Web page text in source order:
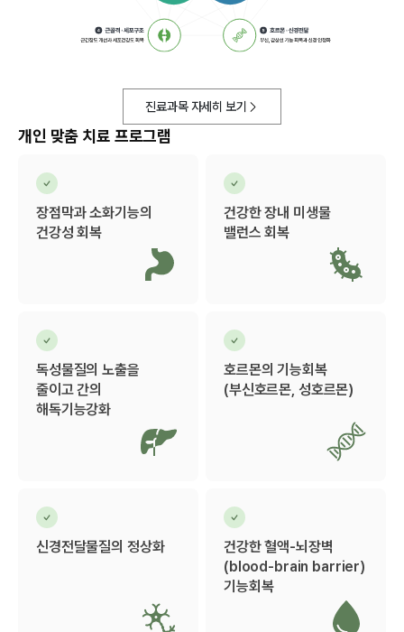
진료과목 자세히 보기
개인 맞춤 치료 프로그램
장점막과 소화기능의
건강성 회복
건강한 장내 미생물
밸런스 회복
독성물질의 노출을
줄이고 간의
해독기능강화
호르몬의 기능회복
(부신호르몬, 성호르몬)
신경전달물질의 정상화
건강한 혈액-뇌장벽
(blood-brain barrier)
기능회복